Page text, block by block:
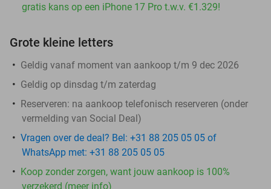
gratis kans op een iPhone 17 Pro t.w.v. €1.329!
Grote kleine letters
Geldig vanaf moment van aankoop t/m 9 dec 2026
Geldig op dinsdag t/m zaterdag
Reserveren: na aankoop telefonisch reserveren (onder
vermelding van Social Deal)
Vragen over de deal? Bel: +31 88 205 05 05 of
WhatsApp met: +31 88 205 05 05
Koop zonder zorgen, want jouw aankoop is 100%
verzekerd (meer info)